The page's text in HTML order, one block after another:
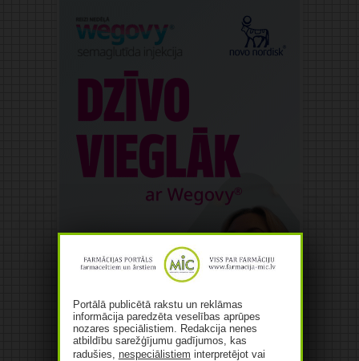
Portālā publicētā rakstu un reklāmas
informācija paredzēta veselības aprūpes
nozares speciālistiem. Redakcija nenes
atbildību sarežģījumu gadījumos, kas
radušies, nespeciālistiem interpretējot vai